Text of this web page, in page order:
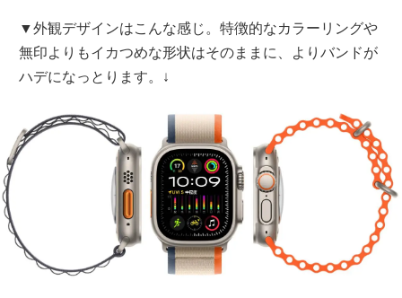
▼外観デザインはこんな感じ。特徴的なカラーリングや
無印よりもイカつめな形状はそのままに、よりバンドが
ハデになっとります。↓